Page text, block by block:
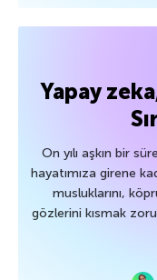
Yapay
On yılı aşkın bir
hayatımıza girene
musluklarını,
gözlerini kısmak